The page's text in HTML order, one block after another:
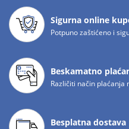
Sigurna online
Potpuno zaštićeno i
Beskamatno
Različiti način plaćanja
Besplatna dostava